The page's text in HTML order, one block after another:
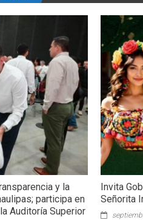
y la
participa en
Auditoría Superior
Invita
Señorita